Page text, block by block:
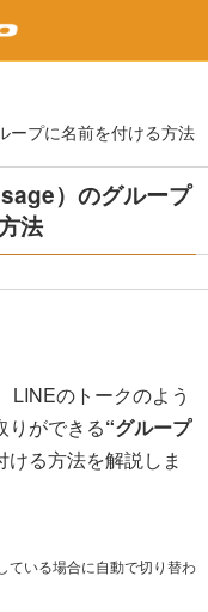
ープに名前を付ける方法
）のグループ
法
LINEのトークのよう
りができる“グループ
る方法を解説しま
ている場合に自動で切り替わ